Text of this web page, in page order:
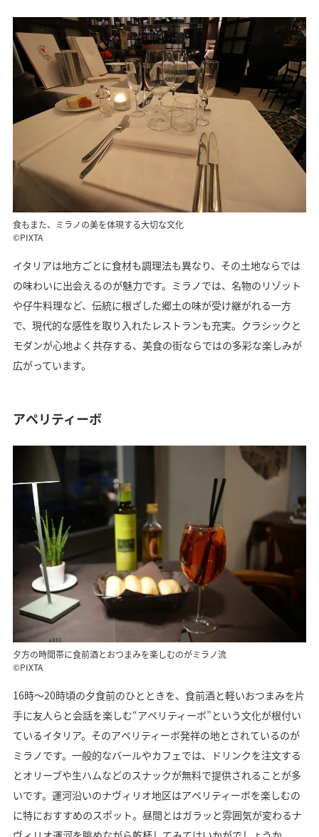
食もまた、ミラノの美を体現する大切な文化
©PIXTA
イタリアは地方ごとに食材も調理法も異なり、その土地ならでは
の味わいに出会えるのが魅力です。ミラノでは、名物のリゾット
や仔牛料理など、伝統に根ざした郷土の味が受け継がれる一方
で、現代的な感性を取り入れたレストランも充実。クラシックと
モダンが心地よく共存する、美食の街ならではの多彩な楽しみが
広がっています。
アペリティーボ
夕方の時間帯に食前酒とおつまみを楽しむのがミラノ流
©PIXTA
16時〜20時頃の夕食前のひとときを、食前酒と軽いおつまみを片
手に友人らと会話を楽しむ“アペリティーボ”という文化が根付い
ているイタリア。そのアペリティーボ発祥の地とされているのが
ミラノです。一般的なバールやカフェでは、ドリンクを注文する
とオリーブや生ハムなどのスナックが無料で提供されることが多
いです。運河沿いのナヴィリオ地区はアペリティーボを楽しむの
に特におすすめのスポット。昼間とはガラッと雰囲気が変わるナ